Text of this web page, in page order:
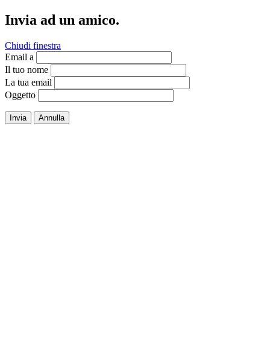
Invia ad un amico.
Chiudi finestra
Email a
Il tuo nome
La tua email
Oggetto
Invia Annulla